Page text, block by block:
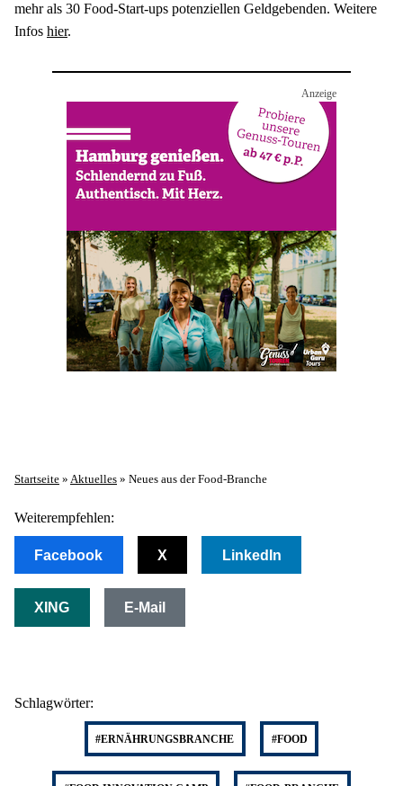
mehr als 30 Food-Start-ups potenziellen Geldgebenden. Weitere
Infos hier.
Startseite » Aktuelles » Neues aus der Food-Branche
Weiterempfehlen:
Facebook X LinkedIn
XING E-Mail
Schlagwörter:
#ERNÄHRUNGSBRANCHE #FOOD